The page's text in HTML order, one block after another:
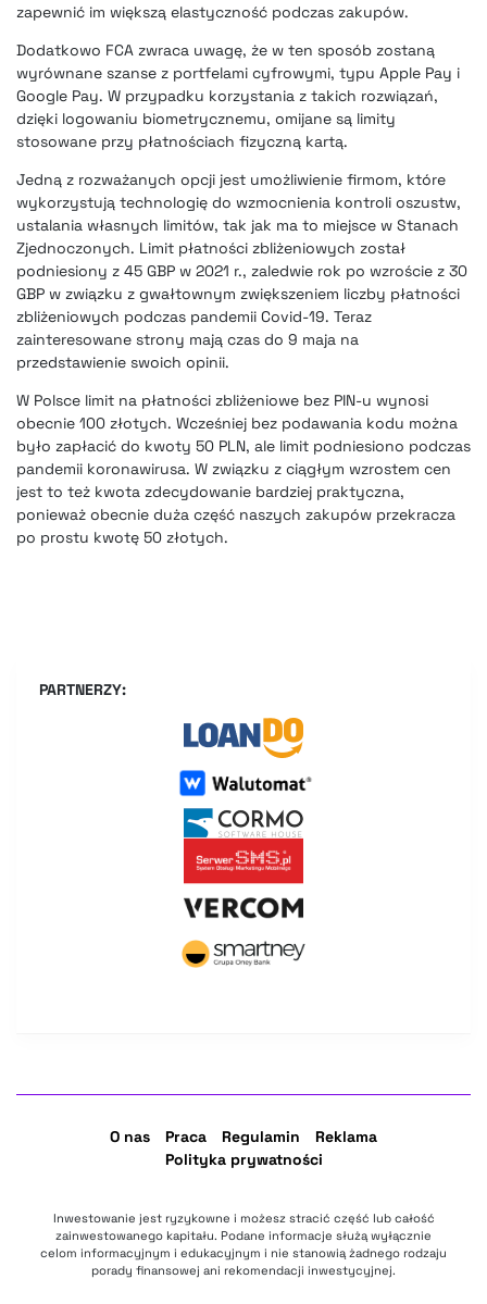
zapewnić im większą elastyczność podczas zakupów.
Dodatkowo FCA zwraca uwagę, że w ten sposób zostaną
wyrównane szanse z portfelami cyfrowymi, typu Apple Pay i
Google Pay. W przypadku korzystania z takich rozwiązań,
dzięki logowaniu biometrycznemu, omijane są limity
stosowane przy płatnościach fizyczną kartą.
Jedną z rozważanych opcji jest umożliwienie firmom, które
wykorzystują technologię do wzmocnienia kontroli oszustw,
ustalania własnych limitów, tak jak ma to miejsce w Stanach
Zjednoczonych. Limit płatności zbliżeniowych został
podniesiony z 45 GBP w 2021 r., zaledwie rok po wzroście z 30
GBP w związku z gwałtownym zwiększeniem liczby płatności
zbliżeniowych podczas pandemii Covid-19. Teraz
zainteresowane strony mają czas do 9 maja na
przedstawienie swoich opinii.
W Polsce limit na płatności zbliżeniowe bez PIN-u wynosi
obecnie 100 złotych. Wcześniej bez podawania kodu można
było zapłacić do kwoty 50 PLN, ale limit podniesiono podczas
pandemii koronawirusa. W związku z ciągłym wzrostem cen
jest to też kwota zdecydowanie bardziej praktyczna,
ponieważ obecnie duża część naszych zakupów przekracza
po prostu kwotę 50 złotych.
PARTNERZY:
O nas Praca Regulamin
Reklama
Polityka prywatności
Inwestowanie jest ryzykowne i możesz stracić część lub całość
zainwestowanego kapitału. Podane informacje służą wyłącznie
celom informacyjnym i edukacyjnym i nie stanowią żadnego rodzaju
porady finansowej ani rekomendacji inwestycyjnej.